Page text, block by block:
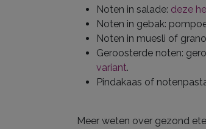
Noten in salade: deze
Noten in gebak:
Noten in muesli of
Geroosterde noten:
variant.
Pindakaas of
Meer weten over gezond